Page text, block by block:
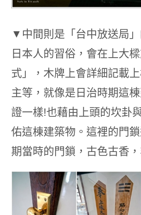
▼中間則是「台中放送局
日本人的習俗，會在上大
式」，木牌上會詳細記載
主等，就像是日治時期這
證一樣!也藉由上頭的坎卦
佑這棟建築物。這裡的門
期當時的門鎖，古色古香